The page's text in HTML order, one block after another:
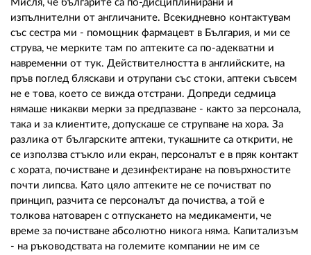
Мисля, че българите са по-дисциплинирани и
изпълнителни от англичаните. Всекидневно контактувам
със сестра ми - помощник фармацевт в България, и ми се
струва, че мерките там по аптеките са по-адекватни и
навременни от тук. Действителността в английските, на
пръв поглед бляскави и отрупани със стоки, аптеки съвсем
не е това, което се вижда отстрани. Допреди седмица
нямаше никакви мерки за предпазване - както за персонала,
така и за клиентите, допускаше се струпване на хора. За
разлика от българските аптеки, тукашните са открити, не
се използва стъкло или екран, персоналът е в пряк контакт
с хората, почистване и дезинфектиране на повърхностите
почти липсва. Като цяло аптеките не се почистват по
принцип, разчита се персоналът да почиства, а той е
толкова натоварен с отпускането на медикаменти, че
време за почистване абсолютно никога няма. Капитализъм
- на ръководствата на големите компании не им се